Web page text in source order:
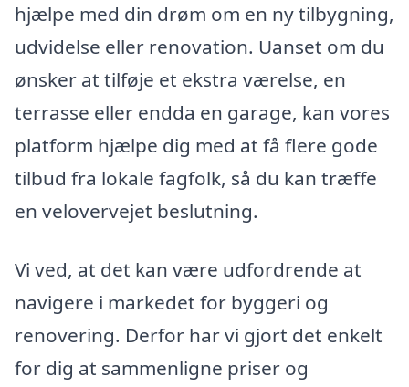
hjælpe med din drøm om en ny tilbygning,
udvidelse eller renovation. Uanset om du
ønsker at tilføje et ekstra værelse, en
terrasse eller endda en garage, kan vores
platform hjælpe dig med at få flere gode
tilbud fra lokale fagfolk, så du kan træffe
en velovervejet beslutning.
Vi ved, at det kan være udfordrende at
navigere i markedet for byggeri og
renovering. Derfor har vi gjort det enkelt
for dig at sammenligne priser og